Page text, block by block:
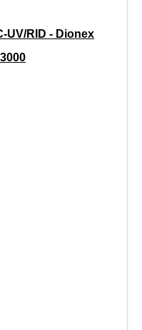
UV/RID - Dionex